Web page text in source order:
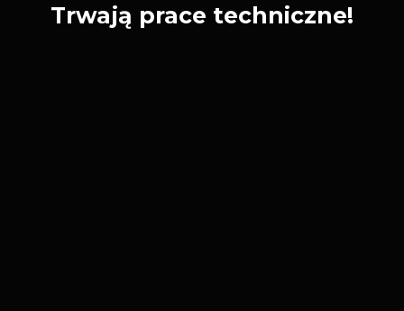
Trwają prace techniczne!